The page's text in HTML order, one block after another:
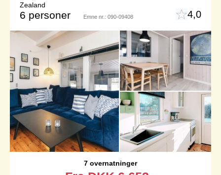
Zealand
6 personer Emne nr.: 090-09408 4,0
7 overnatninger